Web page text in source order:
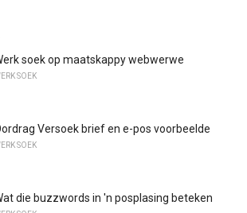
soek op maatskappy webwerwe
SOEK
Versoek brief en e-pos voorbeelde
SOEK
die buzzwords in 'n posplasing beteken